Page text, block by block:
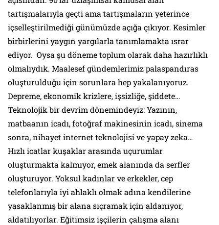
tartışmalarıyla geçti ama tartışmaların yeterince
içselleştirilmediği günümüzde açığa çıkıyor. Kesimler
birbirlerini yaygın yargılarla tanımlamakta ısrar
ediyor. Oysa şu döneme toplum olarak daha hazırlıklı
olmalıydık. Maalesef gündemlerimiz palaspandıras
oluşturulduğu için sorunlara hep yakalanıyoruz.
Depreme, ekonomik krizlere, işsizliğe, şiddete…
Teknolojik bir devrim dönemindeyiz: Yazının,
matbaanın icadı, fotoğraf makinesinin icadı, sinema
sonra, nihayet internet teknolojisi ve yapay zeka…
Hızlı icatlar kuşaklar arasında uçurumlar
oluşturmakta kalmıyor, emek alanında da serfler
oluşturuyor. Yoksul kadınlar ve erkekler, cep
telefonlarıyla iyi ahlaklı olmak adına kendilerine
yasaklanmış bir alana sıçramak için aldanıyor,
aldatılıyorlar. Eğitimsiz işçilerin çalışma alanı